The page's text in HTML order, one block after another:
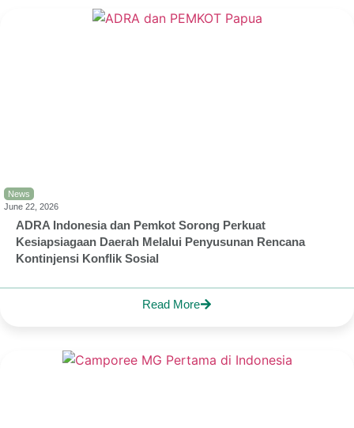
News
June 22, 2026
ADRA Indonesia dan Pemkot Sorong Perkuat
Kesiapsiagaan Daerah Melalui Penyusunan Rencana
Kontinjensi Konflik Sosial
Read More